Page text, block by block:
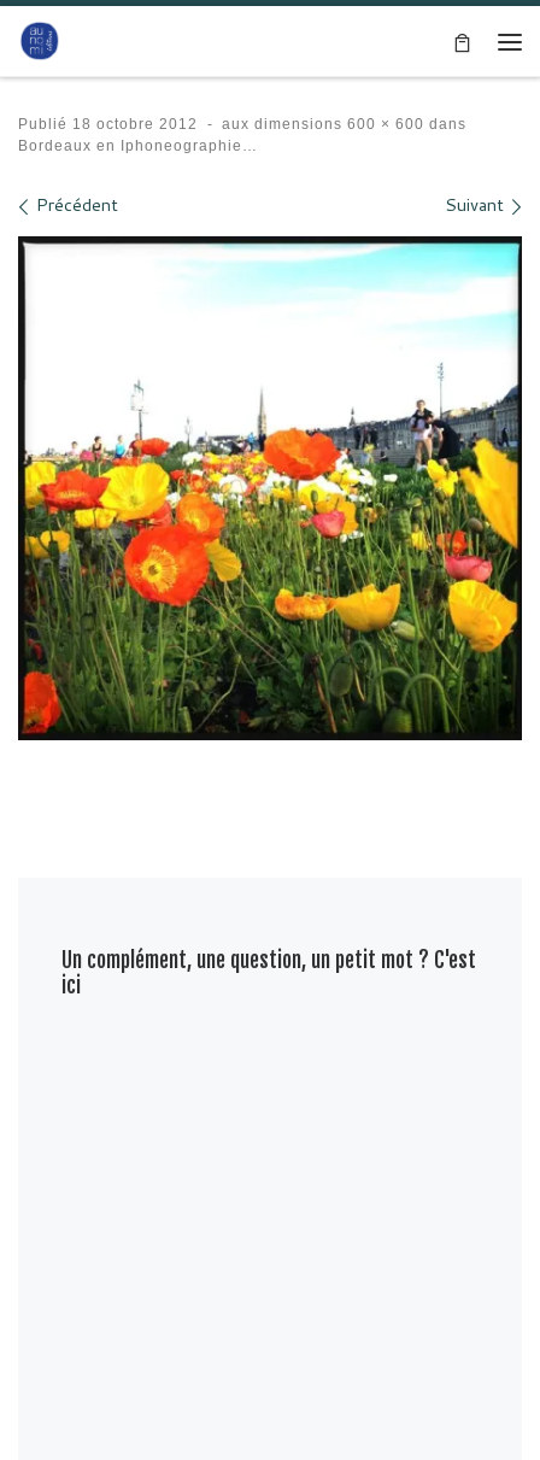
Passer au contenu
Publié 18 octobre 2012 - aux dimensions 600 × 600 dans
Bordeaux en Iphoneographie…
Navigation des images
Précédent Suivant
Un complément, une question, un petit mot ? C'est
ici